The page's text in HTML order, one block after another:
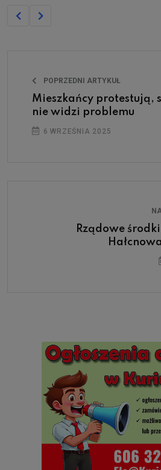
POPRZEDNI ARTYKUŁ
Mieszkańcy protestują,
nie widzi problemu
6 WRZEŚNIA 2025
Rządowe